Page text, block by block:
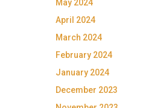
May 2024
April 2024
March 2024
February 2024
January 2024
December 2023